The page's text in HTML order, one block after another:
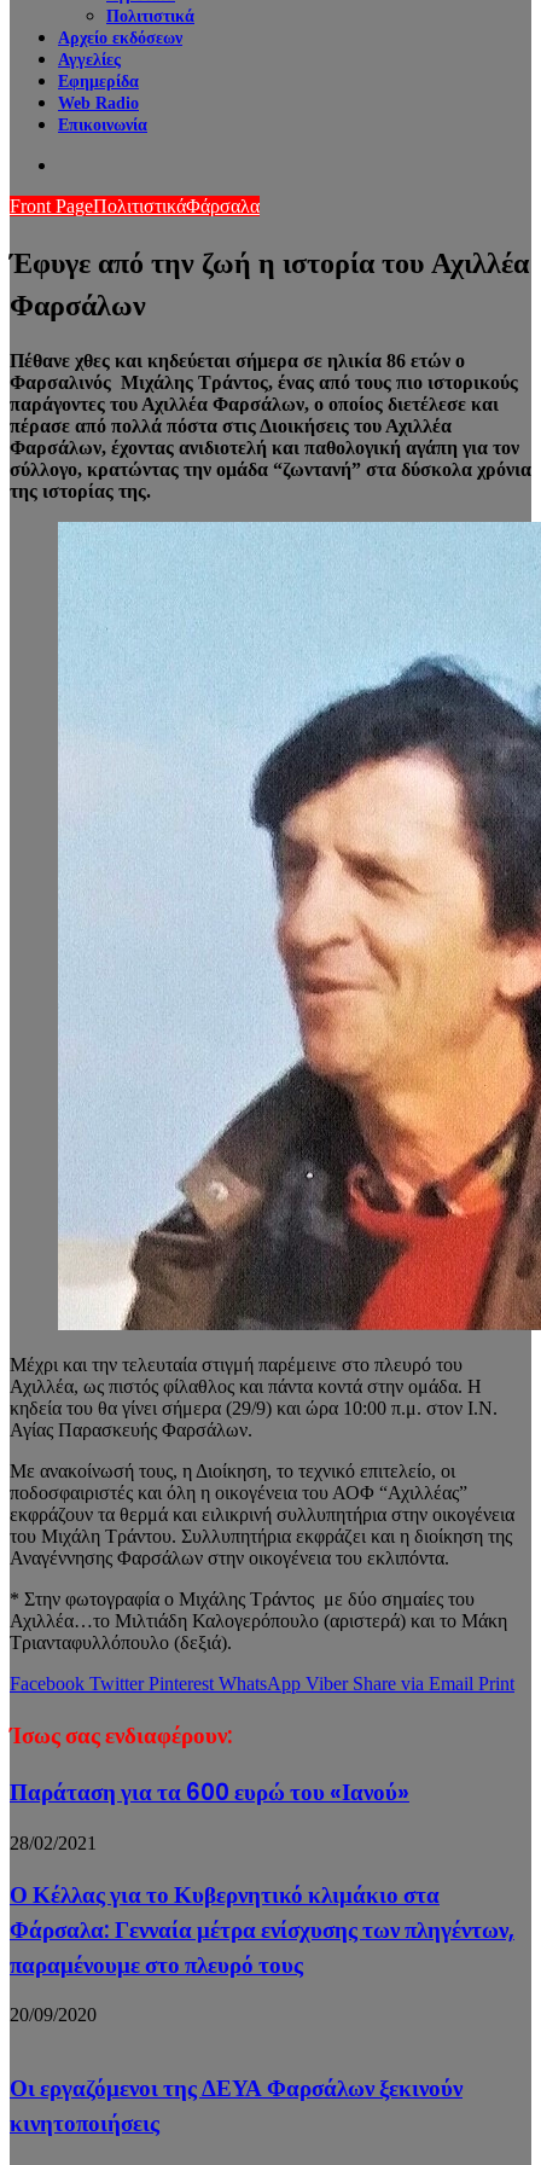
Πολιτιστικά
Αρχείο εκδόσεων
Αγγελίες
Εφημερίδα
Web Radio
Επικοινωνία
Front PageΠολιτιστικάΦάρσαλα
Έφυγε από την ζωή η ιστορία του Αχιλλέα
Φαρσάλων
Πέθανε χθες και κηδεύεται σήμερα σε ηλικία 86 ετών ο
Φαρσαλινός Μιχάλης Τράντος, ένας από τους πιο ιστορικούς
παράγοντες του Αχιλλέα Φαρσάλων, ο οποίος διετέλεσε και
πέρασε από πολλά πόστα στις Διοικήσεις του Αχιλλέα
Φαρσάλων, έχοντας ανιδιοτελή και παθολογική αγάπη για τον
σύλλογο, κρατώντας την ομάδα “ζωντανή” στα δύσκολα χρόνια
της ιστορίας της.
Μέχρι και την τελευταία στιγμή παρέμεινε στο πλευρό του
Αχιλλέα, ως πιστός φίλαθλος και πάντα κοντά στην ομάδα. Η
κηδεία του θα γίνει σήμερα (29/9) και ώρα 10:00 π.μ. στον Ι.Ν.
Αγίας Παρασκευής Φαρσάλων.
Με ανακοίνωσή τους, η Διοίκηση, το τεχνικό επιτελείο, οι
ποδοσφαιριστές και όλη η οικογένεια του ΑΟΦ “Αχιλλέας”
εκφράζουν τα θερμά και ειλικρινή συλλυπητήρια στην οικογένεια
του Μιχάλη Τράντου. Συλλυπητήρια εκφράζει και η διοίκηση της
Αναγέννησης Φαρσάλων στην οικογένεια του εκλιπόντα.
* Στην φωτογραφία ο Μιχάλης Τράντος με δύο σημαίες του
Αχιλλέα…το Μιλτιάδη Καλογερόπουλο (αριστερά) και το Μάκη
Τριανταφυλλόπουλο (δεξιά).
Facebook Twitter Pinterest WhatsApp Viber Share via Email Print
Ίσως σας ενδιαφέρουν:
Παράταση για τα 600 ευρώ του «Ιανού»
28/02/2021
Ο Κέλλας για το Κυβερνητικό κλιμάκιο στα
Φάρσαλα: Γενναία μέτρα ενίσχυσης των πληγέντων,
παραμένουμε στο πλευρό τους
20/09/2020
Οι εργαζόμενοι της ΔΕΥΑ Φαρσάλων ξεκινούν
κινητοποιήσεις